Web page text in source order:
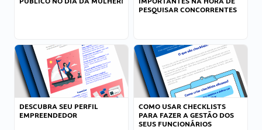
PESQUISAR CONCORRENTES
DESCUBRA SEU PERFIL
EMPREENDEDOR
COMO USAR CHECKLISTS
PARA FAZER A GESTÃO DOS
SEUS FUNCIONÁRIOS